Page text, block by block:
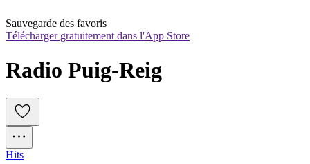
Sauvegarde des favoris
Télécharger gratuitement dans l'App Store
Radio Puig-Reig
Hits